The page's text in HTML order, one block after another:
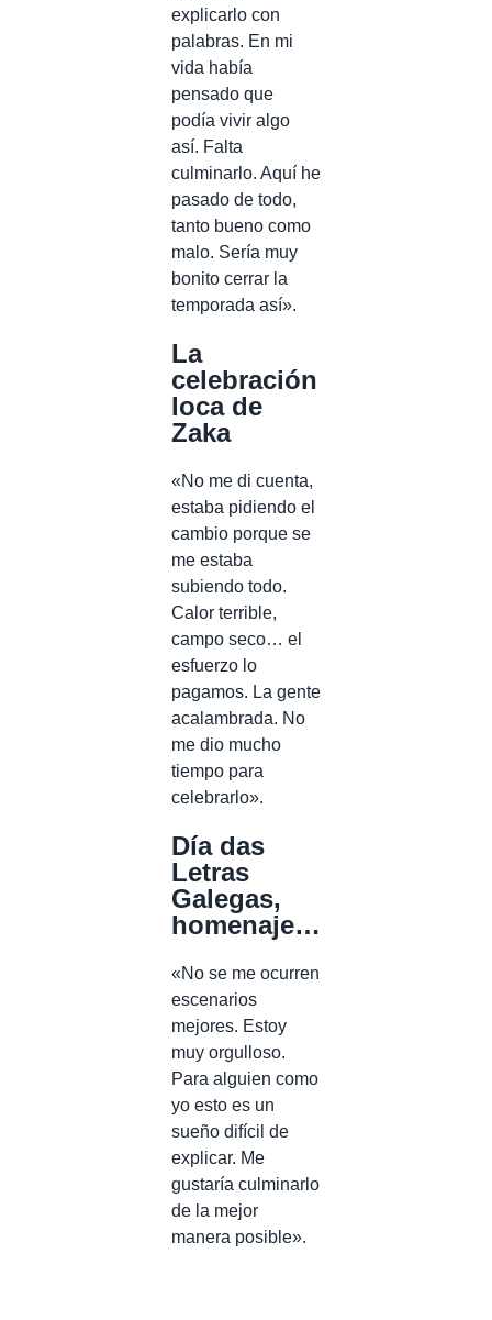
explicarlo con
palabras. En mi
vida había
pensado que
podía vivir algo
así. Falta
culminarlo. Aquí he
pasado de todo,
tanto bueno como
malo. Sería muy
bonito cerrar la
temporada así».
La
celebración
loca de
Zaka
«No me di cuenta,
estaba pidiendo el
cambio porque se
me estaba
subiendo todo.
Calor terrible,
campo seco… el
esfuerzo lo
pagamos. La gente
acalambrada. No
me dio mucho
tiempo para
celebrarlo».
Día das
Letras
Galegas,
homenaje…
«No se me ocurren
escenarios
mejores. Estoy
muy orgulloso.
Para alguien como
yo esto es un
sueño difícil de
explicar. Me
gustaría culminarlo
de la mejor
manera posible».